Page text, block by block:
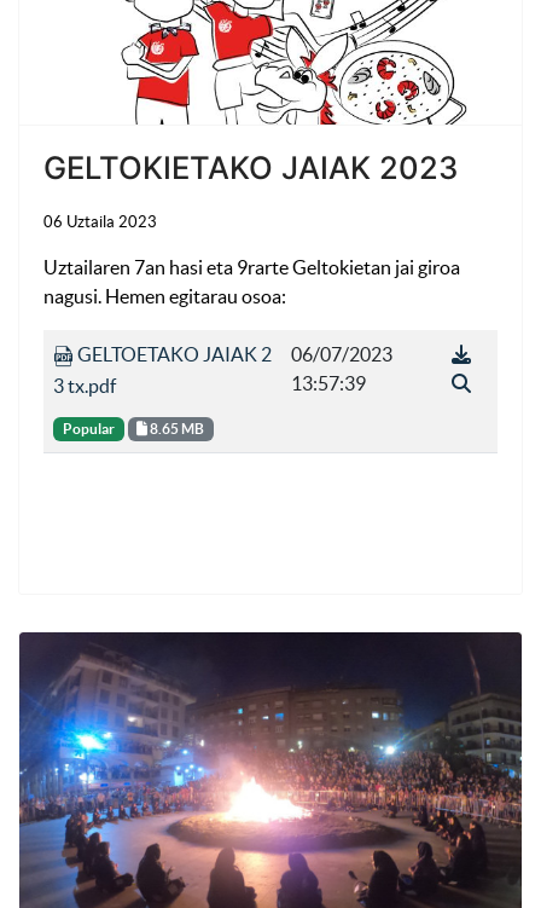
GELTOKIETAKO JAIAK 2023
06 Uztaila 2023
Uztailaren 7an hasi eta 9rarte Geltokietan jai giroa
nagusi. Hemen egitarau osoa:
GELTOETAKO JAIAK 2
3 tx.pdf
Popular 8.65 MB
06/07/2023
13:57:39